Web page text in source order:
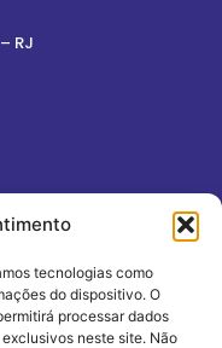
tecnologias como
do dispositivo. O
processar dados
neste site. Não
RJ